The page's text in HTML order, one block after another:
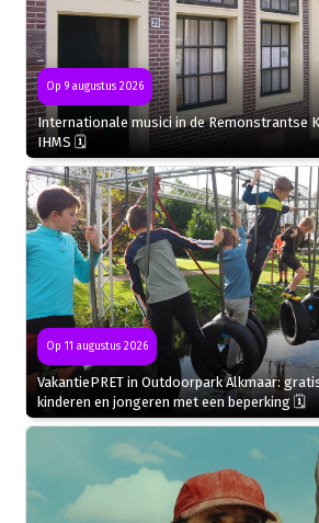
Op 9 augustus 2026
Internationale musici in de Remonstrantse
IHMS 🗓
Op 11 augustus 2026
VakantiePRET in Outdoorpark Alkmaar:
kinderen en jongeren met een beperking 🗓